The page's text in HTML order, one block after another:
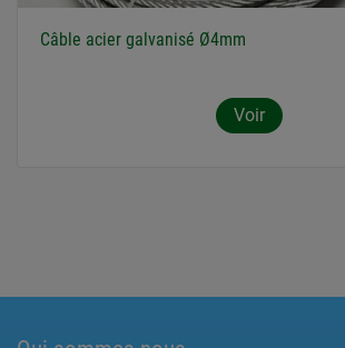
Câble acier galvanisé Ø4mm
Voir